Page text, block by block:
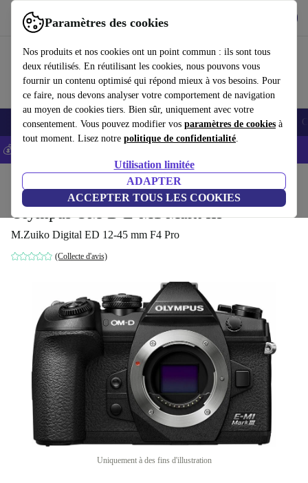
Paramètres des cookies
Nos produits et nos cookies ont un point commun : ils sont tous
deux réutilisés. En réutilisant les cookies, nous pouvons vous
fournir un contenu optimisé qui répond mieux à vos besoins. Pour
ce faire, nous devons analyser votre comportement de navigation
au moyen de cookies tiers. Bien sûr, uniquement avec votre
consentement. Vous pouvez modifier vos paramètres de cookies à
tout moment. Lisez notre politique de confidentialité.
Utilisation limitée
ADAPTER
ACCEPTER TOUS LES COOKIES
Utilisez refurbed rapidement et facilement
Smartphones Laptops Tablettes Montres connectées Accessoires
💰-5% EXTRA sur les iPhones – Code: IPHONEDEAL -
Appareils photo Appareils photo hybrides
Olympus OM-D E-M1 Mark III
M.Zuiko Digital ED 12-45 mm F4 Pro
(Collecte d'avis)
Uniquement à des fins d'illustration